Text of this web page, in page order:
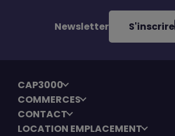
Newsletter S'inscrire
CAP3000
COMMERCES
CONTACT
LOCATION EMPLACEMENT